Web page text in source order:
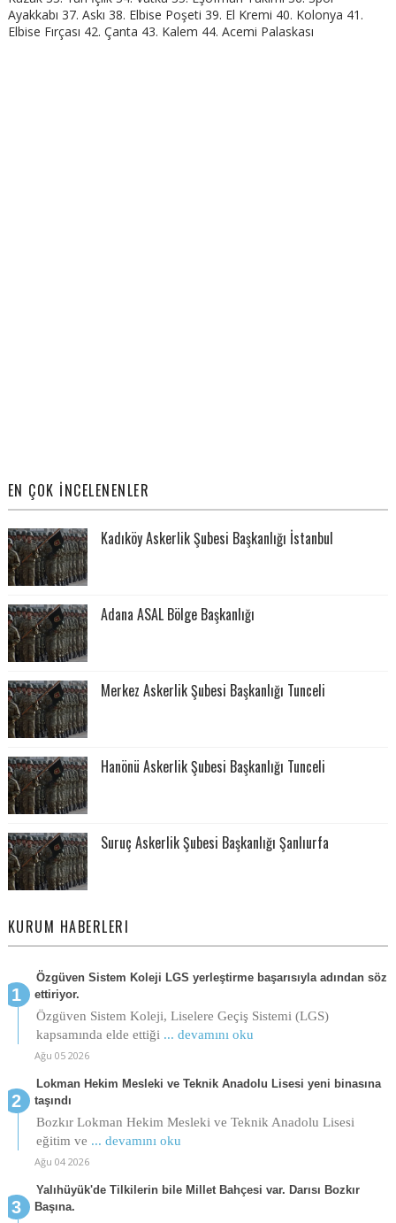
Ayakkabı 37. Askı 38. Elbise Poşeti 39. El Kremi 40. Kolonya 41.
Elbise Fırçası 42. Çanta 43. Kalem 44. Acemi Palaskası
EN ÇOK İNCELENENLER
Kadıköy Askerlik Şubesi Başkanlığı İstanbul
Adana ASAL Bölge Başkanlığı
Merkez Askerlik Şubesi Başkanlığı Tunceli
Hanönü Askerlik Şubesi Başkanlığı Tunceli
Suruç Askerlik Şubesi Başkanlığı Şanlıurfa
KURUM HABERLERI
Özgüven Sistem Koleji LGS yerleştirme başarısıyla adından söz
ettiriyor.
Özgüven Sistem Koleji, Liselere Geçiş Sistemi (LGS)
kapsamında elde ettiği ... devamını oku
Ağu 05 2026
Lokman Hekim Mesleki ve Teknik Anadolu Lisesi yeni binasına
taşındı
Bozkır Lokman Hekim Mesleki ve Teknik Anadolu Lisesi
eğitim ve ... devamını oku
Ağu 04 2026
Yalıhüyük'de Tilkilerin bile Millet Bahçesi var. Darısı Bozkır
Başına.